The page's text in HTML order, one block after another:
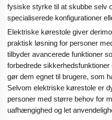
fysiske styrke til at skubbe selv
specialiserede konfigurationer
Elektriske kørestole giver
praktisk løsning for personer
tilbyder avancerede funktioner
forbedrede
gør dem egnet til brugere, som
Selvom elektriske kørestole er
personer med større behov for
uafhængighed og let